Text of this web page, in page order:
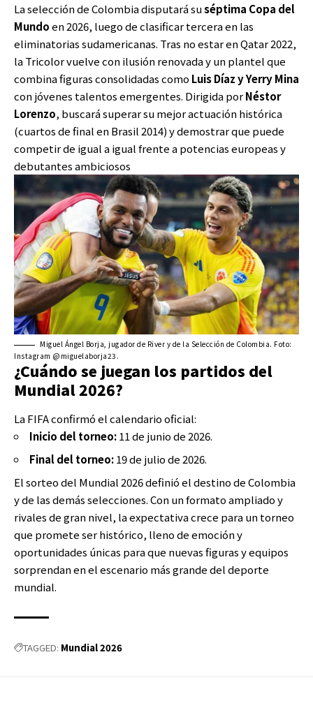
La selección de Colombia disputará suséptima Copa del
Mundoen 2026, luego de clasificar tercera en las
eliminatorias sudamericanas. Tras no estar en Qatar 2022,
la Tricolor vuelve con ilusión renovada y un plantel que
combina figuras consolidadas como Luis Díaz y Yerry Mina
con jóvenes talentos emergentes. Dirigida porNéstor
Lorenzo, buscará superar su mejor actuación histórica
(cuartos de final en Brasil 2014) y demostrar que puede
competir de igual a igual frente a potencias europeas y
debutantes ambiciosos
Miguel Ángel Borja, jugador de River y de la Selección de Colombia. Foto:
Instagram @miguelaborja23.
¿Cuándo se juegan los partidos del
Mundial 2026?
La FIFA confirmó el calendario oficial:
Inicio del torneo:11 de junio de 2026.
Final del torneo:19 de julio de 2026.
El sorteo del Mundial 2026 definió el destino de Colombia
y de las demás selecciones. Con un formato ampliado y
rivales de gran nivel, la expectativa crece para un torneo
que promete ser histórico, lleno de emoción y
oportunidades únicas para que nuevas figuras y equipos
sorprendan en el escenario más grande del deporte
mundial.
TAGGED: Mundial 2026